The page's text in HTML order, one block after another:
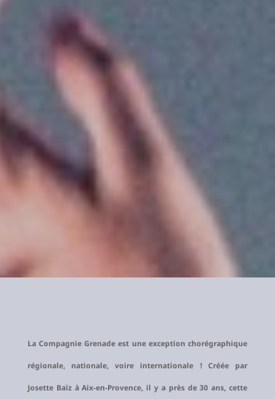
La Compagnie Grenade est une exception chorégraphique
régionale, nationale, voire internationale ! Créée par
Josette Baïz à Aix-en-Provence, il y a près de 30 ans, cette